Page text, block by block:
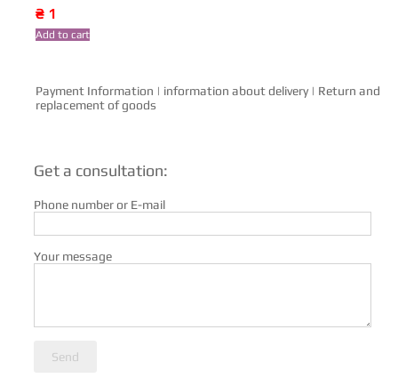
₴ 1
Add to cart
Payment Information | information about delivery| Return and
replacement of goods
Get a consultation:
Phone number or E-mail
Your message
Send